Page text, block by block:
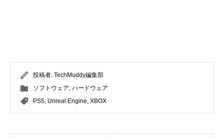
投稿者: TechMuddy編集部
ソフトウェア, ハードウェア
PS5, Unreal Engine, XBOX